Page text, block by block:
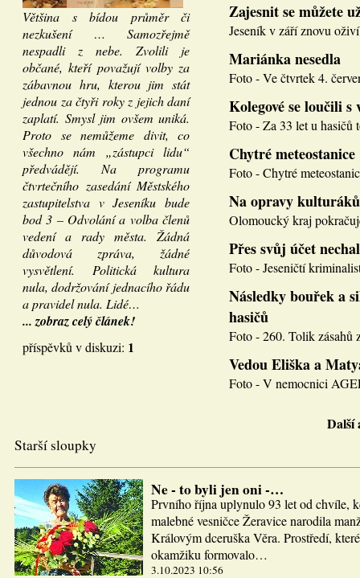
Většina s bídou průměr či
nezkušení … Samozřejmě
nespadli z nebe. Zvolili je
občané, kteří považují volby za
zábavnou hru, kterou jim stát
jednou za čtyři roky z jejich daní
zaplatí. Smysl jim ovšem uniká.
Proto se nemůžeme divit, co
všechno nám „zástupci lidu“
předvádějí. Na programu
čtvrtečního zasedání Městského
zastupitelstva v Jeseníku bude
bod 3 – Odvolání a volba členů
vedení a rady města. Žádná
důvodová zpráva, žádné
vysvětlení. Politická kultura
nula, dodržování jednacího řádu
a pravidel nula. Lidé…
... zobraz celý článek!
příspěvků v diskuzi: 1
Zajesnit se můžete
Jeseník v září znovu
Mariánka nesedla
Foto - Ve čtvrtek 4.
Kolegové se loučili s
Foto - Za 33 let u hasičů
Chytré meteostanice
Foto - Chytré
Na opravy
Olomoucký kraj
Přes svůj účet
Foto - Jeseničtí
Následky bouřek a
hasičů
Foto - 260. Tolik zásahů
Vedou Eliška a
Foto - V nemocnici
Starší sloupky
Ne - to byli jen oni -…
Prvního října uplynulo 93 let od chvíle,
malebné vesničce Žeravice narodila
Královým dceruška Věra. Prostředí,
okamžiku formovalo…
3.10.2023 10:56